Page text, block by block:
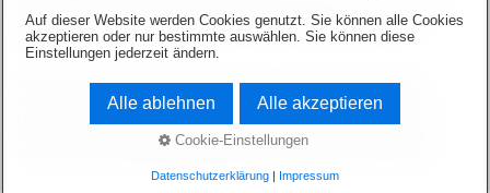
und 871.000 Corsa. Rund die Hälfte der Fahrzeuge gingen in den
Export.
Das 50-millionste Opel-Automobil läuft am 02.Dezember 1999 im
Rüsselsheimer Stammwerk vom Band - ein silberfarbener Omega
hessische Ministerpräsident Roland Koch, der VDA Präsident Bernd
Auf dieser Website werden Cookies genutzt. Sie können alle Cookies
akzeptieren oder nur bestimmte auswählen. Sie können diese
Einstellungen jederzeit ändern.
Alle ablehnen Alle akzeptieren
Cookie-Einstellungen
Datenschutzerklärung| Impressum